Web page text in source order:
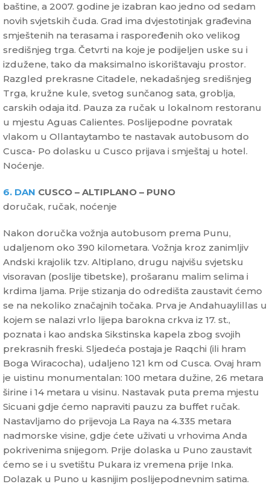
baštine, a 2007. godine je izabran kao jedno od sedam
novih svjetskih čuda. Grad ima dvjestotinjak građevina
smještenih na terasama i raspoređenih oko velikog
središnjeg trga. Četvrti na koje je podijeljen uske su i
izdužene, tako da maksimalno iskorištavaju prostor.
Razgled prekrasne Citadele, nekadašnjeg središnjeg
Trga, kružne kule, svetog sunčanog sata, groblja,
carskih odaja itd. Pauza za ručak u lokalnom restoranu
u mjestu Aguas Calientes. Poslijepodne povratak
vlakom u Ollantaytambo te nastavak autobusom do
Cusca- Po dolasku u Cusco prijava i smještaj u hotel.
Noćenje.
6. DAN CUSCO – ALTIPLANO – PUNO
doručak, ručak, noćenje
Nakon doručka vožnja autobusom prema Punu,
udaljenom oko 390 kilometara. Vožnja kroz zanimljiv
Andski krajolik tzv. Altiplano, drugu najvišu svjetsku
visoravan (poslije tibetske), prošaranu malim selima i
krdima ljama. Prije stizanja do odredišta zaustavit ćemo
se na nekoliko značajnih točaka. Prva je Andahuaylillas u
kojem se nalazi vrlo lijepa barokna crkva iz 17. st.,
poznata i kao andska Sikstinska kapela zbog svojih
prekrasnih freski. Sljedeća postaja je Raqchi (ili hram
Boga Wiracocha), udaljeno 121 km od Cusca. Ovaj hram
je uistinu monumentalan: 100 metara dužine, 26 metara
širine i 14 metara u visinu. Nastavak puta prema mjestu
Sicuani gdje ćemo napraviti pauzu za buffet ručak.
Nastavljamo do prijevoja La Raya na 4.335 metara
nadmorske visine, gdje ćete uživati u vrhovima Anda
pokrivenima snijegom. Prije dolaska u Puno zaustavit
ćemo se i u svetištu Pukara iz vremena prije Inka.
Dolazak u Puno u kasnijim poslijepodnevnim satima.